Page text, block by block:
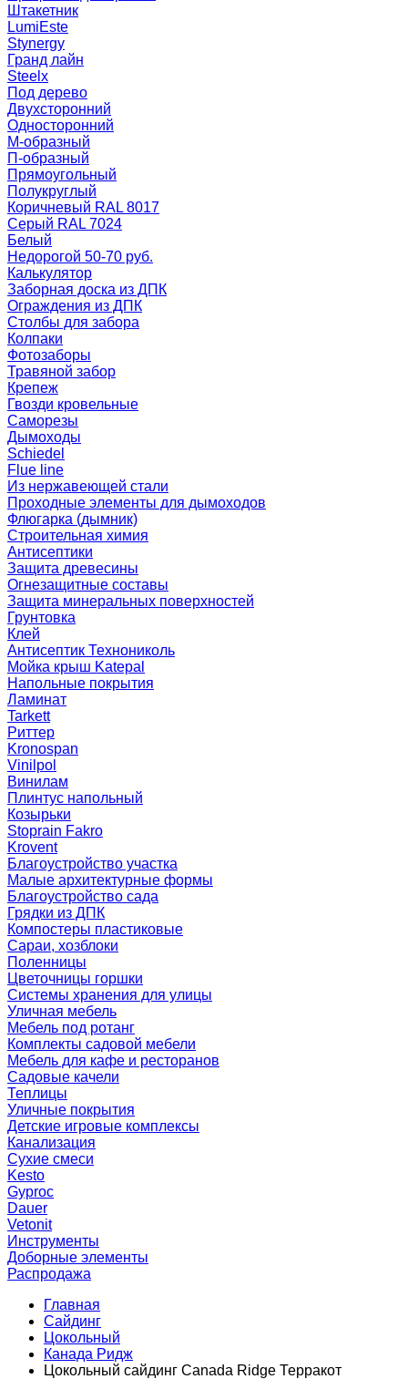
Штакетник
LumiEste
Stynergy
Гранд лайн
Steelx
Под дерево
Двухсторонний
Односторонний
М-образный
П-образный
Прямоугольный
Полукруглый
Коричневый RAL 8017
Серый RAL 7024
Белый
Недорогой 50-70 руб.
Калькулятор
Заборная доска из ДПК
Ограждения из ДПК
Столбы для забора
Колпаки
Фотозаборы
Травяной забор
Крепеж
Гвозди кровельные
Саморезы
Дымоходы
Schiedel
Flue line
Из нержавеющей стали
Проходные элементы для дымоходов
Флюгарка (дымник)
Строительная химия
Антисептики
Защита древесины
Огнезащитные составы
Защита минеральных поверхностей
Грунтовка
Клей
Антисептик Технониколь
Мойка крыш Katepal
Напольные покрытия
Ламинат
Tarkett
Риттер
Kronospan
Vinilpol
Винилам
Плинтус напольный
Козырьки
Stoprain Fakro
Krovent
Благоустройство участка
Малые архитектурные формы
Благоустройство сада
Грядки из ДПК
Компостеры пластиковые
Сараи, хозблоки
Поленницы
Цветочницы горшки
Системы хранения для улицы
Уличная мебель
Мебель под ротанг
Комплекты садовой мебели
Мебель для кафе и ресторанов
Садовые качели
Теплицы
Уличные покрытия
Детские игровые комплексы
Канализация
Сухие смеси
Kesto
Gyproc
Dauer
Vetonit
Инструменты
Доборные элементы
Распродажа
Главная
Сайдинг
Цокольный
Канада Ридж
Цокольный сайдинг Саnada Ridge Терракот